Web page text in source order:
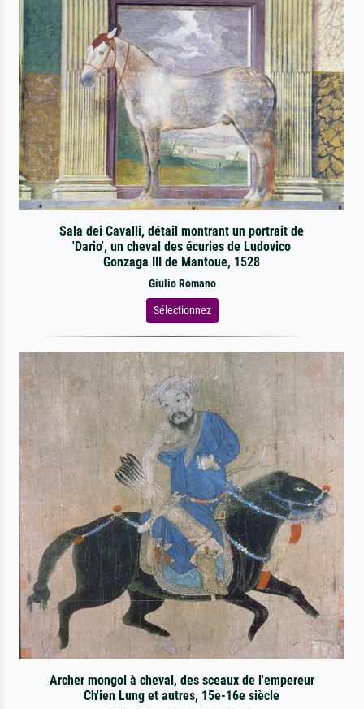
Sala dei Cavalli, détail montrant un portrait de
'Dario', un cheval des écuries de Ludovico
Gonzaga III de Mantoue, 1528
Giulio Romano
Sélectionnez
Archer mongol à cheval, des sceaux de l'empereur
Ch'ien Lung et autres, 15e-16e siècle